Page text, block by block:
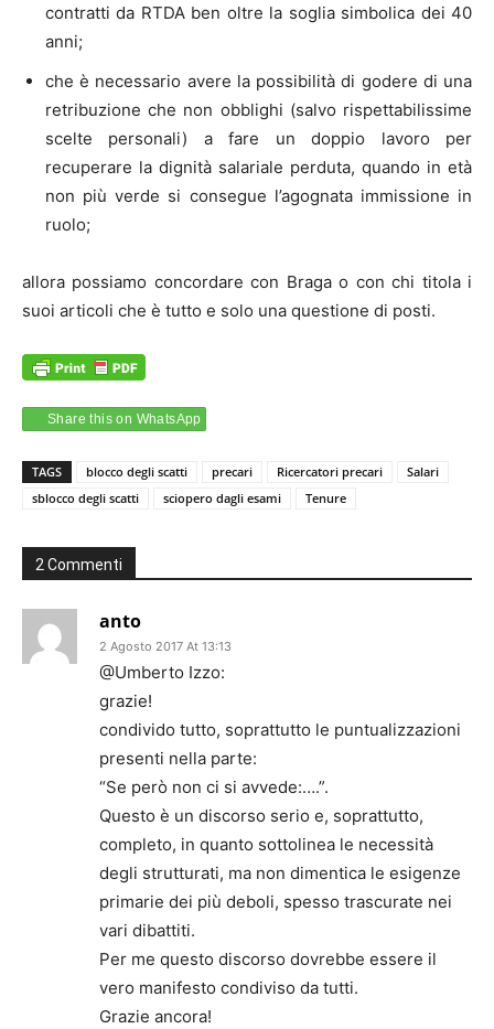
contratti da RTDA ben oltre la soglia simbolica dei 40
anni;
che è necessario avere la possibilità di godere di una
retribuzione che non obblighi (salvo rispettabilissime
scelte personali) a fare un doppio lavoro per
recuperare la dignità salariale perduta, quando in età
non più verde si consegue l’agognata immissione in
ruolo;
allora possiamo concordare con Braga o con chi titola i
suoi articoli che è tutto e solo una questione di posti.
Share this on WhatsApp
TAGS blocco degli scatti precari Ricercatori precari
Salari
sblocco degli scatti
sciopero dagli esami Tenure
2 Commenti
anto
2 Agosto 2017 At 13:13
@Umberto Izzo:
grazie!
condivido tutto, soprattutto le puntualizzazioni
presenti nella parte:
“Se però non ci si avvede:….”.
Questo è un discorso serio e, soprattutto,
completo, in quanto sottolinea le necessità
degli strutturati, ma non dimentica le esigenze
primarie dei più deboli, spesso trascurate nei
vari dibattiti.
Per me questo discorso dovrebbe essere il
vero manifesto condiviso da tutti.
Grazie ancora!